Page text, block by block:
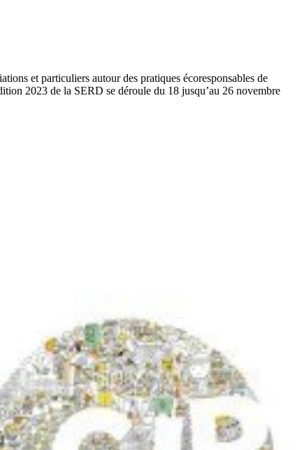
et particuliers autour des pratiques écoresponsables de
2023 de la SERD se déroule du 18 jusqu’au 26 novembre